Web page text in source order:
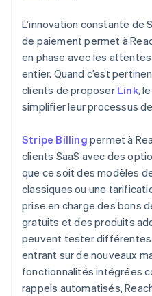
L’innovation constante de
de paiement permet à
en phase avec les
entier. Quand c’est
clients de proposer Link,
simplifier leur processus
Stripe Billing permet à
clients SaaS avec des
que ce soit des modèles
classiques ou une
prise en charge des bons
gratuits et des produits
peuvent tester
entrant sur de nouveaux
fonctionnalités intégrées
rappels automatisés,